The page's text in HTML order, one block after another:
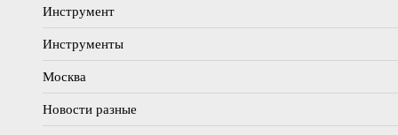
Инструмент
Инструменты
Москва
Новости разные